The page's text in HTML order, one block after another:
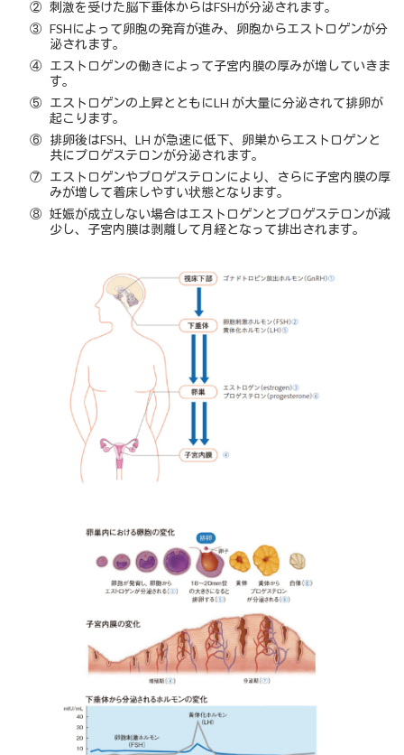
② 刺激を受けた脳下垂体からはFSHが分泌されます。
③ FSHによって卵胞の発育が進み、卵胞からエストロゲンが分
泌されます。
④ エストロゲンの働きによって子宮内膜の厚みが増していきま
す。
⑤ エストロゲンの上昇とともにLH が大量に分泌されて排卵が
起こります。
⑥ 排卵後はFSH、LH が急速に低下、卵巣からエストロゲンと
共にプロゲステロンが分泌されます。
⑦ エストロゲンやプロゲステロンにより、さらに子宮内膜の厚
みが増して着床しやすい状態となります。
⑧ 妊娠が成立しない場合はエストロゲンとプロゲステロンが減
少し、子宮内膜は剥離して月経となって排出されます。